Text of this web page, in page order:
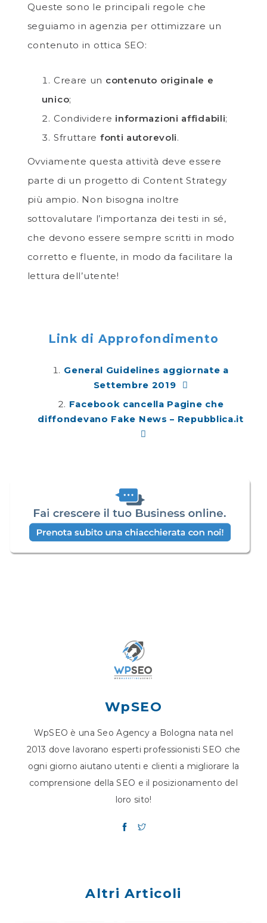
Queste sono le principali regole che
seguiamo in agenzia per ottimizzare un
contenuto in ottica SEO:
Creare un contenuto originale e
unico;
Condividere informazioni affidabili;
Sfruttare fonti autorevoli.
Ovviamente questa attività deve essere
parte di un progetto di Content Strategy
più ampio. Non bisogna inoltre
sottovalutare l’importanza dei testi in sé,
che devono essere sempre scritti in modo
corretto e fluente, in modo da facilitare la
lettura dell’utente!
Link di Approfondimento
General Guidelines aggiornate a
Settembre 2019
Facebook cancella Pagine che
diffondevano Fake News – Repubblica.it
WpSEO
WpSEO è una Seo Agency a Bologna nata nel
2013 dove lavorano esperti professionisti SEO che
ogni giorno aiutano utenti e clienti a migliorare la
comprensione della SEO e il posizionamento del
loro sito!
Altri Articoli